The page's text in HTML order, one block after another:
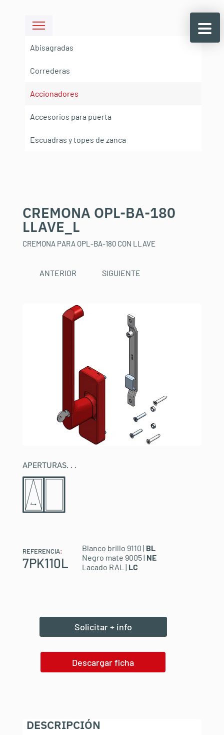
Abisagradas
Correderas
Accionadores
Accesorios para puerta
Escuadras y topes de zanca
CREMONA OPL-BA-180
LLAVE_L
CREMONA PARA OPL-BA-180 CON LLAVE
SIGUIENTE
ANTERIOR
APERTURAS. . .
REFERENCIA:
7PK110L
Blanco brillo 9110 | BL
Negro mate 9005 | NE
Lacado RAL | LC
Solicitar + info
Descargar ficha
DESCRIPCIÓN